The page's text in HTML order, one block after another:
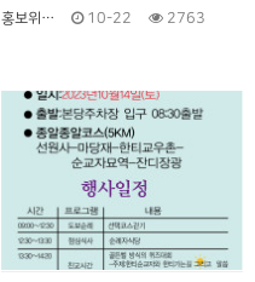
홍보위… 10-22 2763